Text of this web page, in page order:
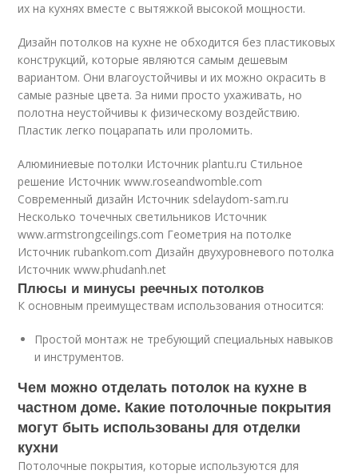
их на кухнях вместе с вытяжкой высокой мощности.
Дизайн потолков на кухне не обходится без пластиковых
конструкций, которые являются самым дешевым
вариантом. Они влагоустойчивы и их можно окрасить в
самые разные цвета. За ними просто ухаживать, но
полотна неустойчивы к физическому воздействию.
Пластик легко поцарапать или проломить.
Алюминиевые потолки Источник plantu.ru Стильное
решение Источник www.roseandwomble.com
Современный дизайн Источник sdelaydom-sam.ru
Несколько точечных светильников Источник
www.armstrongceilings.com Геометрия на потолке
Источник rubankom.comДизайн двухуровневого потолка
Источник www.phudanh.net
Плюсы и минусы реечных потолков
К основным преимуществам использования относится:
Простой монтаж не требующий специальных навыков
и инструментов.
Чем можно отделать потолок на кухне в
частном доме. Какие потолочные покрытия
могут быть использованы для отделки
кухни
Потолочные покрытия, которые используются для